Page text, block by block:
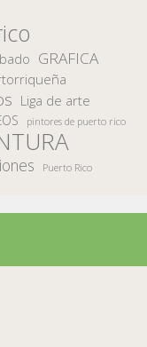
GRAFICA
Liga de arte
pintores de puerto rico
Puerto Rico